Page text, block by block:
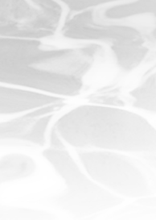
Web COGEMHY Chaud / Froid